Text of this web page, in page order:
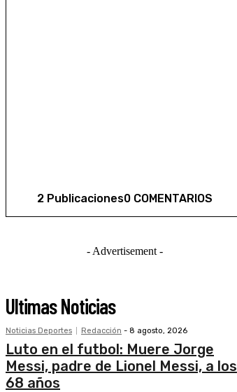
2 Publicaciones0 COMENTARIOS
- Advertisement -
Ultimas Noticias
Noticias Deportes Redacción - 8 agosto, 2026
Luto en el futbol: Muere Jorge
Messi, padre de Lionel Messi, a los
68 años